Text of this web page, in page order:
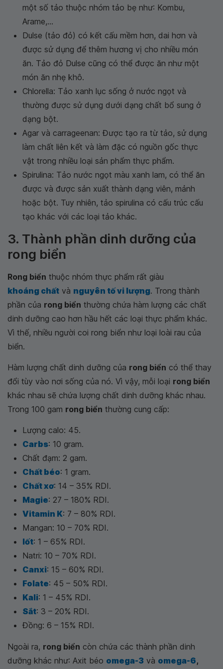
một số tảo thuộc nhóm tảo bẹ như: Kombu,
Arame,...
Dulse (tảo đỏ) có kết cấu mềm hơn, dai hơn và
được sử dụng để thêm hương vị cho nhiều món
ăn. Tảo đỏ Dulse cũng có thể được ăn như một
món ăn nhẹ khô.
Chlorella: Tảo xanh lục sống ở nước ngọt và
thường được sử dụng dưới dạng chất bổ sung ở
dạng bột.
Agar và carrageenan: Được tạo ra từ tảo, sử dụng
làm chất liên kết và làm đặc có nguồn gốc thực
vật trong nhiều loại sản phẩm thực phẩm.
Spirulina: Tảo nước ngọt màu xanh lam, có thể ăn
được và được sản xuất thành dạng viên, mảnh
hoặc bột. Tuy nhiên, tảo spirulina có cấu trúc cấu
tạo khác với các loại tảo khác.
3. Thành phần dinh dưỡng của
rong biển
Rong biển thuộc nhóm thực phẩm rất giàu
khoáng chất và nguyên tố vi lượng. Trong thành
phần của rong biển thường chứa hàm lượng các chất
dinh dưỡng cao hơn hầu hết các loại thực phẩm khác.
Vì thế, nhiều người coi rong biển như loại loài rau của
biển.
Hàm lượng chất dinh dưỡng của rong biển có thể thay
đổi tùy vào nơi sống của nó. Vì vậy, mỗi loại rong biển
khác nhau sẽ chứa lượng chất dinh dưỡng khác nhau.
Trong 100 gam rong biển thường cung cấp:
Lượng calo: 45.
Carbs: 10 gram.
Chất đạm: 2 gam.
Chất béo: 1 gram.
Chất xơ: 14 – 35% RDI.
Magie: 27 – 180% RDI.
Vitamin K: 7 – 80% RDI.
Mangan: 10 – 70% RDI.
Iốt: 1 – 65% RDI.
Natri: 10 – 70% RDI.
Canxi: 15 – 60% RDI.
Folate: 45 – 50% RDI.
Kali: 1 – 45% RDI.
Sắt: 3 – 20% RDI.
Đồng: 6 – 15% RDI.
Ngoài ra, rong biển còn chứa các thành phần dinh
dưỡng khác như: Axit béo omega-3 và omega-6,